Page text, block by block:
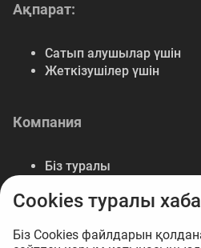
Ақпарат:
Сатып алушылар үшін
Жеткізушілер үшін
Компания
Біз туралы
Деректемелер
Cookies туралы
Біз Cookies файлдарын